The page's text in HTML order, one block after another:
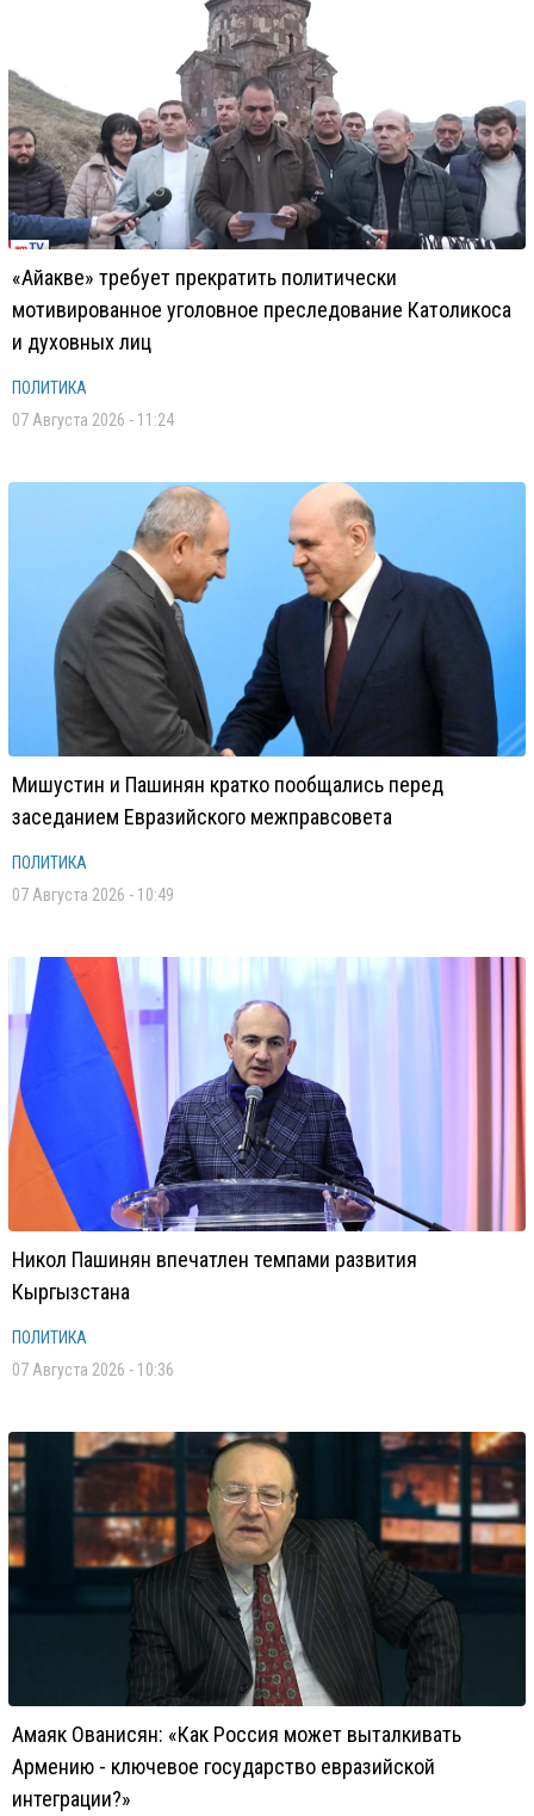
«Айакве» требует прекратить политически
мотивированное уголовное преследование Католикоса
и духовных лиц
ПОЛИТИКА
07 Августа 2026 - 11:24
Мишустин и Пашинян кратко пообщались перед
заседанием Евразийского межправсовета
ПОЛИТИКА
07 Августа 2026 - 10:49
Никол Пашинян впечатлен темпами развития
Кыргызстана
ПОЛИТИКА
07 Августа 2026 - 10:36
Амаяк Ованисян: «Как Россия может выталкивать
Армению - ключевое государство евразийской
интеграции?»